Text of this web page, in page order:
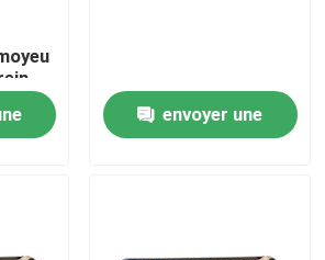
envoyer une